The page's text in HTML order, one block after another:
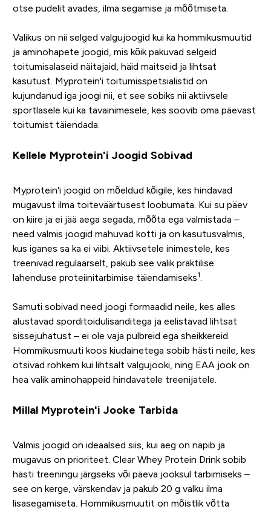
otse pudelit avades, ilma segamise ja mõõtmiseta.
Valikus on nii selged valgujoogid kui ka hommikusmuutid
ja aminohapete joogid, mis kõik pakuvad selgeid
toitumisalaseid näitajaid, häid maitseid ja lihtsat
kasutust. Myprotein'i toitumisspetsialistid on
kujundanud iga joogi nii, et see sobiks nii aktiivsele
sportlasele kui ka tavainimesele, kes soovib oma päevast
toitumist täiendada.
Kellele Myprotein'i Joogid Sobivad
Myprotein'i joogid on mõeldud kõigile, kes hindavad
mugavust ilma toiteväärtusest loobumata. Kui su päev
on kiire ja ei jää aega segada, mõõta ega valmistada –
need valmis joogid mahuvad kotti ja on kasutusvalmis,
kus iganes sa ka ei viibi. Aktiivsetele inimestele, kes
treenivad regulaarselt, pakub see valik praktilise
lahenduse proteiinitarbimise täiendamiseks1
Samuti sobivad need joogi formaadid neile, kes alles
alustavad sporditoidulisanditega ja eelistavad lihtsat
sissejuhatust – ei ole vaja pulbreid ega sheikkereid.
Hommikusmuuti koos kiudainetega sobib hästi neile, kes
otsivad rohkem kui lihtsalt valgujooki, ning EAA jook on
hea valik aminohappeid hindavatele treenijatele.
Millal Myprotein'i Jooke Tarbida
Valmis joogid on ideaalsed siis, kui aeg on napib ja
mugavus on prioriteet. Clear Whey Protein Drink sobib
hästi treeningu järgseks või päeva jooksul tarbimiseks –
see on kerge, värskendav ja pakub 20 g valku ilma
lisasegamiseta. Hommikusmuutit on mõistlik võtta